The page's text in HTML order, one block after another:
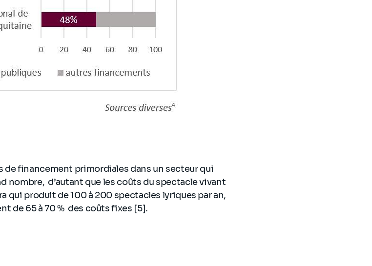
de financement primordiales dans un secteur qui
nombre, d’autant que les coûts du spectacle vivant
qui produit de 100 à 200 spectacles lyriques par an,
de 65 à 70 % des coûts fixes [5].